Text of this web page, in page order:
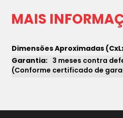
MAIS
3 meses contra
(Conforme certificado de